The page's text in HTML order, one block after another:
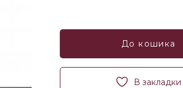
До кошика
В закладки